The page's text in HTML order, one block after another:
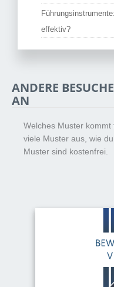
effektiv?
ANDERE
AN
Welches Muster
viele Muster aus, wie
Muster sind kostenfrei.